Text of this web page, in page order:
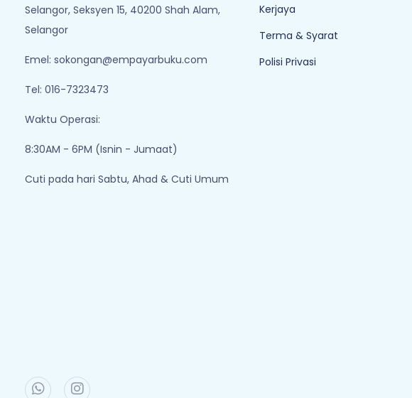
Selangor, Seksyen 15, 40200 Shah Alam,
Selangor
Emel: sokongan@empayarbuku.com
Tel: 016-7323473
Waktu Operasi:
8:30AM - 6PM (Isnin - Jumaat)
Cuti pada hari Sabtu, Ahad & Cuti Umum
Kerjaya
Terma & Syarat
Polisi Privasi